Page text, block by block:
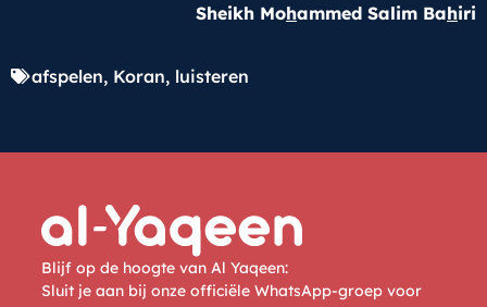
Sheikh Mohammed Salim Bahiri
afspelen, Koran, luisteren
Blijf op de hoogte van Al Yaqeen:
Sluit je aan bij onze officiële WhatsApp-groep voor